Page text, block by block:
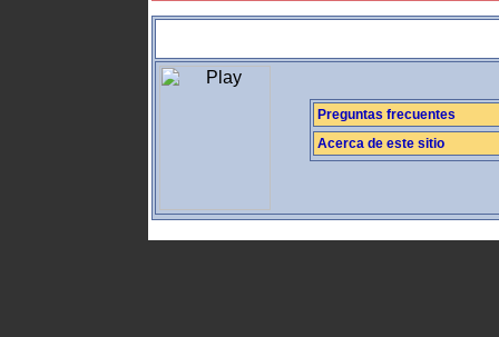
Preguntas frecuentes
Acerca de este sitio